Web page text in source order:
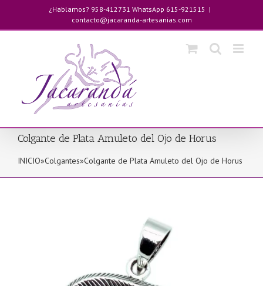
contenido
¿Hablamos? 958-412731 WhatsApp 615-921515 |
contacto@jacaranda-artesanias.com
Colgante de Plata Amuleto del Ojo de Horus
INICIO»Colgantes»Colgante de Plata Amuleto del Ojo de Horus